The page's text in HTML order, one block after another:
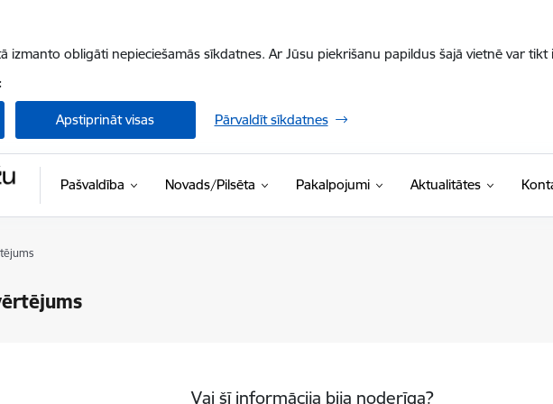
izmanto obligāti nepieciešamās sīkdatnes. Ar Jūsu piekrišanu papildus šajā vietnē var
Apstiprināt visas Pārvaldīt sīkdatnes
Pašvaldība Novads/Pilsēta Pakalpojumi Aktualitātes
Vai šī informācija bija noderīga?